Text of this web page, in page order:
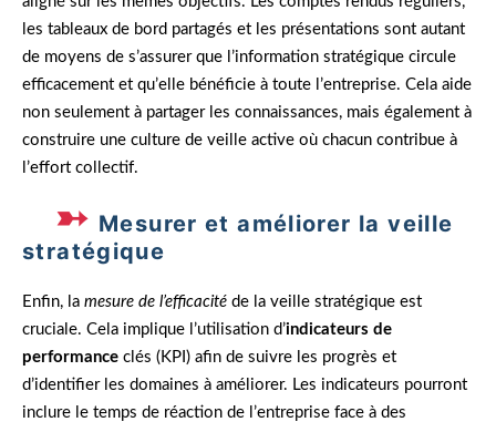
les tableaux de bord partagés et les présentations sont autant
de moyens de s’assurer que l’information stratégique circule
efficacement et qu’elle bénéficie à toute l’entreprise. Cela aide
non seulement à partager les connaissances, mais également à
construire une culture de veille active où chacun contribue à
l’effort collectif.
Mesurer et améliorer la veille
stratégique
Enfin, la mesure de l’efficacité de la veille stratégique est
cruciale. Cela implique l’utilisation d’indicateurs de
performance clés (KPI) afin de suivre les progrès et
d’identifier les domaines à améliorer. Les indicateurs pourront
inclure le temps de réaction de l’entreprise face à des